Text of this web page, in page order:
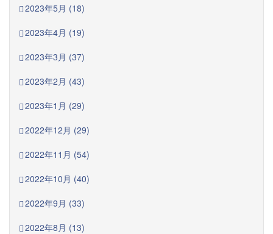
2023年5月 (18)
2023年4月 (19)
2023年3月 (37)
2023年2月 (43)
2023年1月 (29)
2022年12月 (29)
2022年11月 (54)
2022年10月 (40)
2022年9月 (33)
2022年8月 (13)